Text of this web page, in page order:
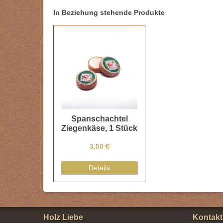
In Beziehung stehende Produkte
Spanschachtel
Ziegenkäse, 1 Stück
3,50 €
Details
Holz Liebe Kontakt